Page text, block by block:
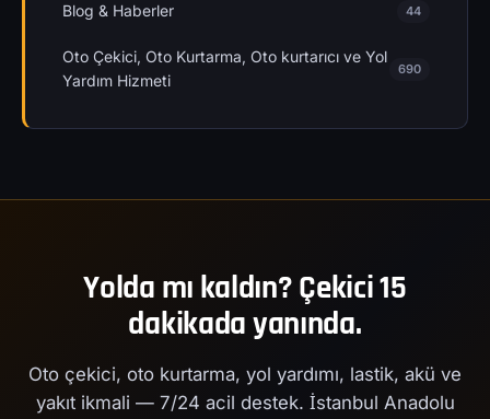
Blog & Haberler 44
Oto Çekici, Oto Kurtarma, Oto kurtarıcı ve Yol
Yardım Hizmeti
690
Yolda mı kaldın? Çekici 15
dakikada yanında.
Oto çekici, oto kurtarma, yol yardımı, lastik, akü ve
yakıt ikmali — 7/24 acil destek. İstanbul Anadolu